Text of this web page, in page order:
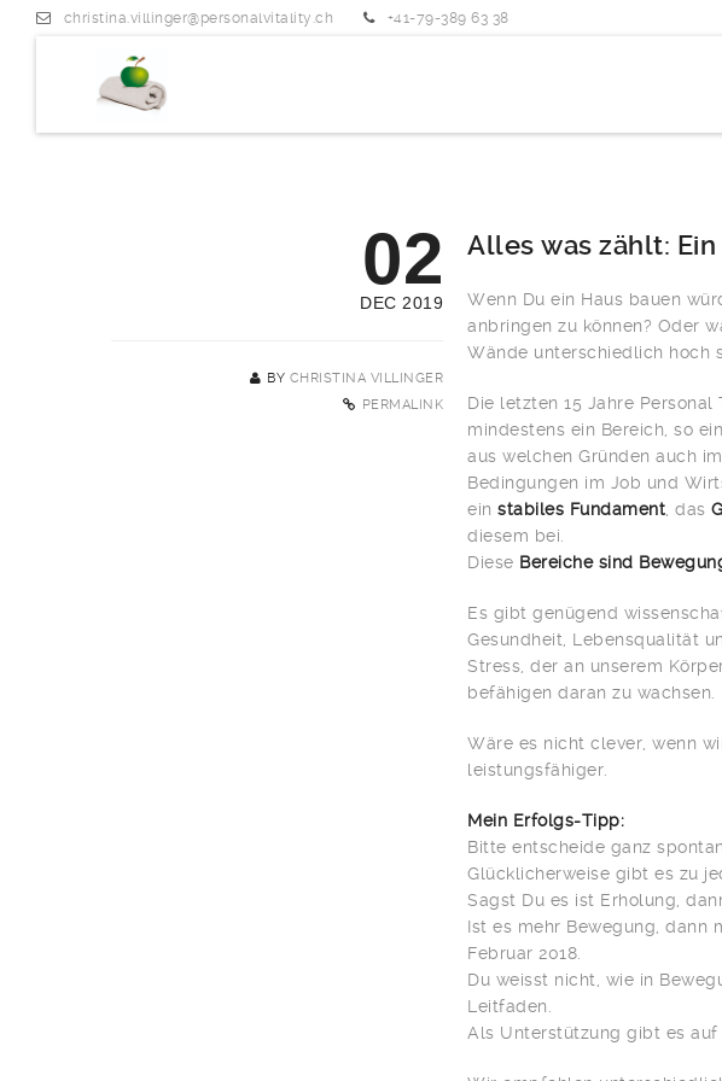
christina.villinger@personalvitality.ch +41-79-389 63 38
02
DEC 2019
BY CHRISTINA VILLINGER
PERMALINK
Alles was zählt:
Wenn Du ein Haus bauen
anbringen zu können? Oder
Wände unterschiedlich hoch
Die letzten 15 Jahre
mindestens ein Bereich, so
aus welchen Gründen auch
Bedingungen im Job und
ein stabiles Fundament , das
diesem bei.
Diese Bereiche sind
Es gibt genügend
Gesundheit, Lebensqualität
Stress, der an unserem
befähigen daran zu wachsen.
Wäre es nicht clever, wenn
leistungsfähiger.
Mein Erfolgs-Tipp:
Bitte entscheide ganz
Glücklicherweise gibt es zu
Sagst Du es ist Erholung,
Ist es mehr Bewegung, dann
Februar 2018.
Du weisst nicht, wie in
Leitfaden.
Als Unterstützung gibt es auf